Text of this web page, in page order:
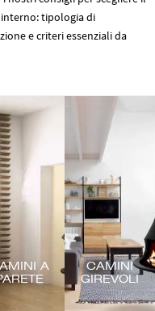
tipologia di
e criteri essenziali da
A
CAMINI
GIREVOLI